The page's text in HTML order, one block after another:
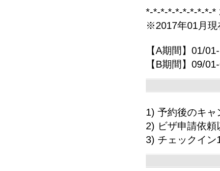
*-*-*-*-*-*-*-*-*-*
※2017年01月現
【A期間】01/
【B期間】09/
1) 予約後のキ
2) ビザ申請依
3) チェックイ